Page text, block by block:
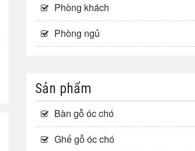
Phòng khách
Phòng ngủ
Sản phẩm
Bàn gỗ óc chó
Ghế gỗ óc chó